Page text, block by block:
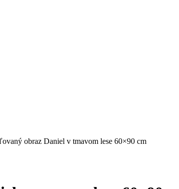
obraz Daniel v tmavom lese 60×90 cm